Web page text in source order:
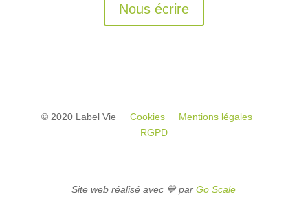
Nous écrire
© 2020 Label VieCookies
Mentions légales
RGPD
Site web réalisé avec 💙 parGo Scale